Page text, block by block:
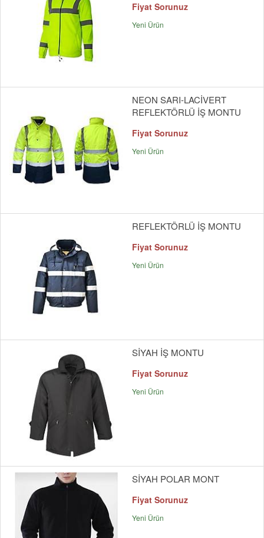
Fiyat Sorunuz
Yeni Ürün
NEON SARI-LACİVERT
REFLEKTÖRLÜ İŞ MONTU
Fiyat Sorunuz
Yeni Ürün
REFLEKTÖRLÜ İŞ MONTU
Fiyat Sorunuz
Yeni Ürün
SİYAH İŞ MONTU
Fiyat Sorunuz
Yeni Ürün
SİYAH POLAR MONT
Fiyat Sorunuz
Yeni Ürün